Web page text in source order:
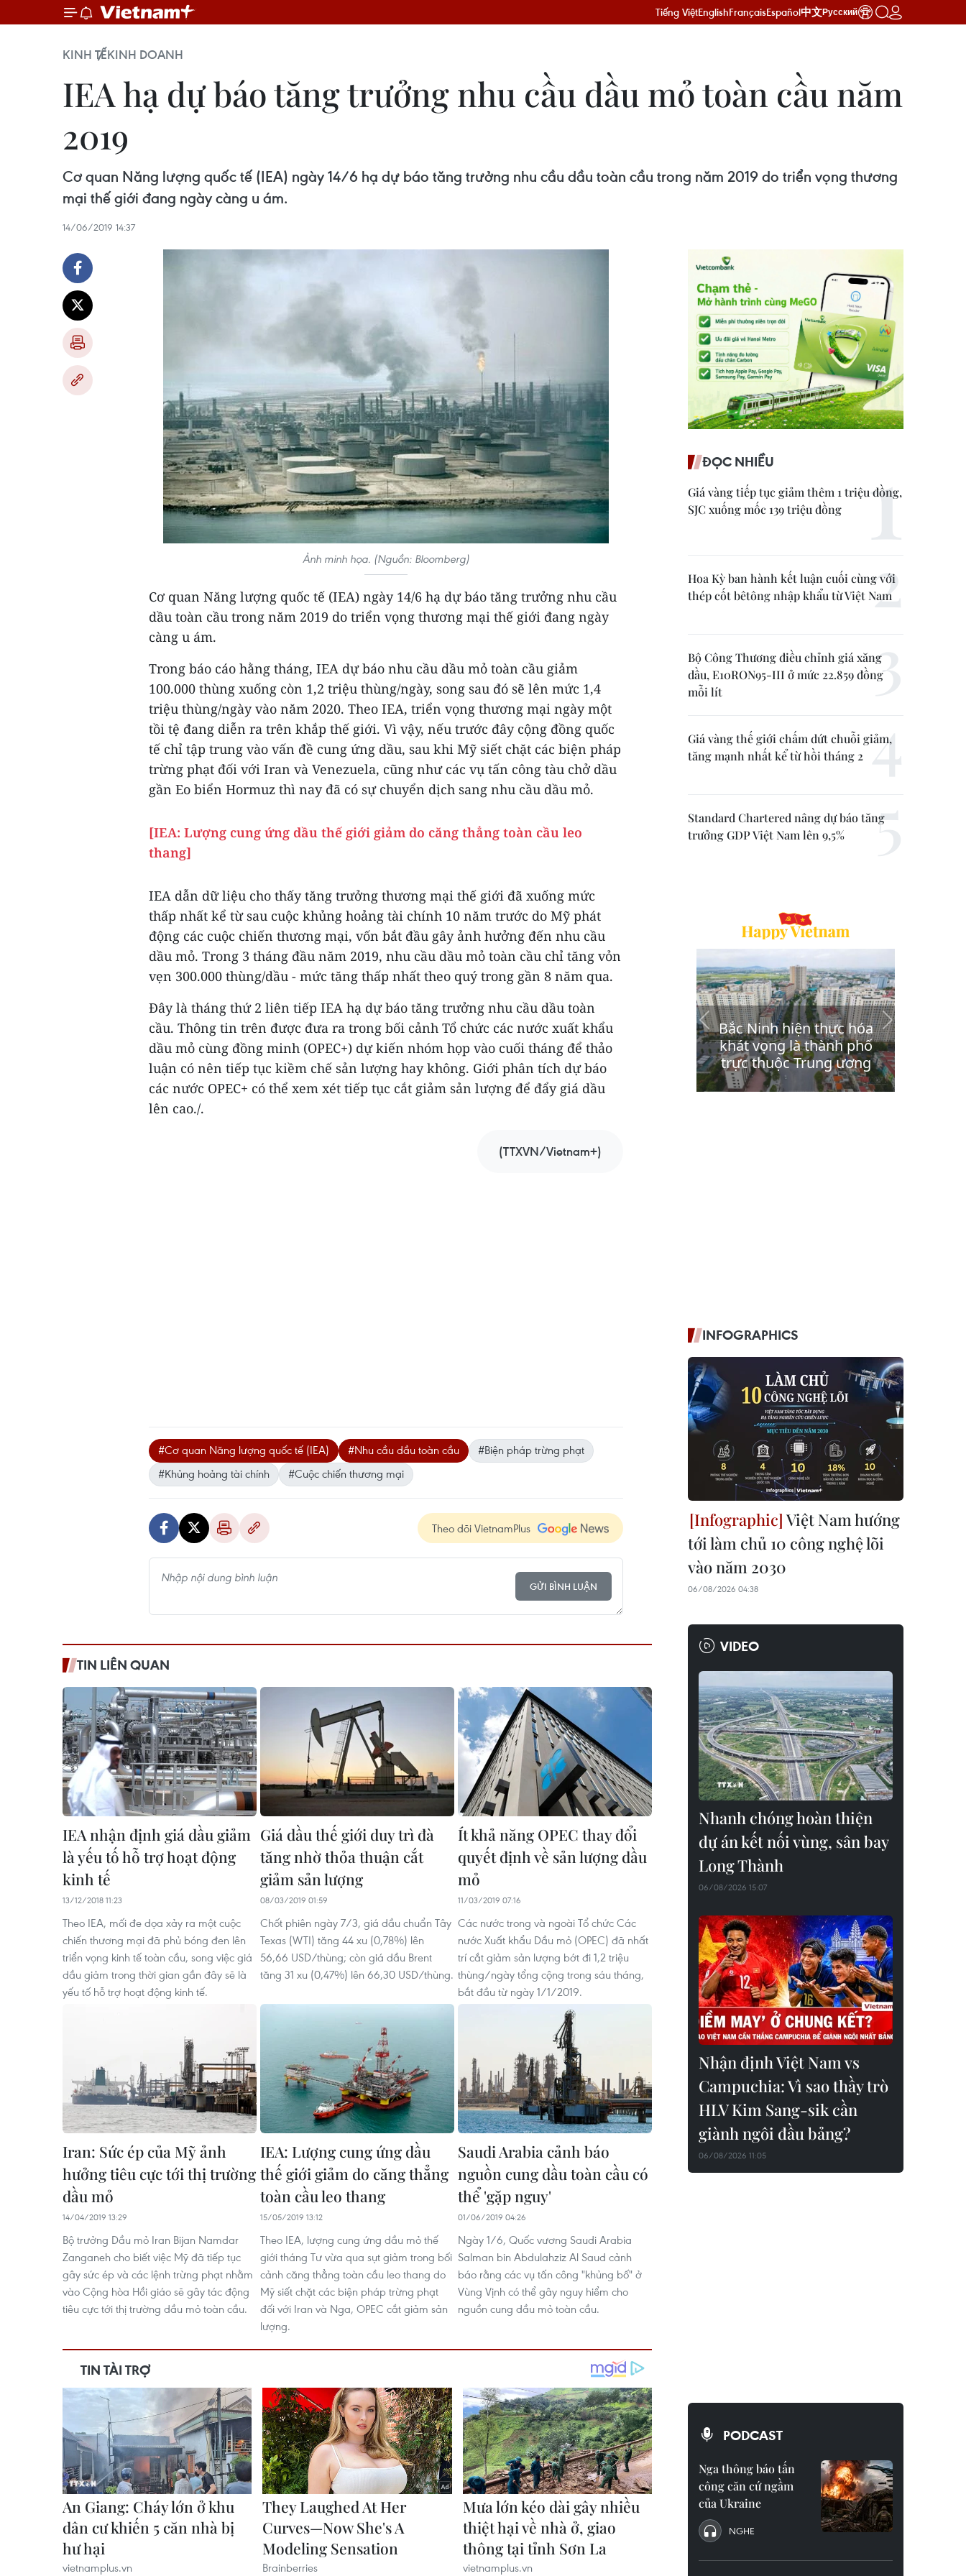
Tiếng ViệtEnglishFrançaisEspañol中文Русский
KINH TẾKINH DOANH
IEA hạ dự báo tăng trưởng nhu cầu dầu mỏ toàn cầu năm
2019
Cơ quan Năng lượng quốc tế (IEA) ngày 14/6 hạ dự báo tăng trưởng nhu cầu dầu toàn cầu trong năm 2019 do triển vọng thương
mại thế giới đang ngày càng u ám.
14/06/2019 14:37
Ảnh minh họa. (Nguồn: Bloomberg)
Cơ quan Năng lượng quốc tế (IEA) ngày 14/6 hạ dự báo tăng trưởng nhu cầu
dầu toàn cầu trong năm 2019 do triển vọng thương mại thế giới đang ngày
càng u ám.
Trong báo cáo hằng tháng, IEA dự báo nhu cầu dầu mỏ toàn cầu giảm
100.000 thùng xuống còn 1,2 triệu thùng/ngày, song sau đó sẽ lên mức 1,4
triệu thùng/ngày vào năm 2020. Theo IEA, triển vọng thương mại ngày một
tồi tệ đang diễn ra trên khắp thế giới. Vì vậy, nếu trước đây cộng đồng quốc
tế chỉ tập trung vào vấn đề cung ứng dầu, sau khi Mỹ siết chặt các biện pháp
trừng phạt đối với Iran và Venezuela, cũng như các vụ tấn công tàu chở dầu
gần Eo biển Hormuz thì nay đã có sự chuyển dịch sang nhu cầu dầu mỏ.
[IEA: Lượng cung ứng dầu thế giới giảm do căng thẳng toàn cầu leo
thang]
IEA dẫn dữ liệu cho thấy tăng trưởng thương mại thế giới đã xuống mức
thấp nhất kể từ sau cuộc khủng hoảng tài chính 10 năm trước do Mỹ phát
động các cuộc chiến thương mại, vốn bắt đầu gây ảnh hưởng đến nhu cầu
dầu mỏ. Trong 3 tháng đầu năm 2019, nhu cầu dầu mỏ toàn cầu chỉ tăng vỏn
vẹn 300.000 thùng/dầu - mức tăng thấp nhất theo quý trong gần 8 năm qua.
Đây là tháng thứ 2 liên tiếp IEA hạ dự báo tăng trưởng nhu cầu dầu toàn
cầu. Thông tin trên được đưa ra trong bối cảnh Tổ chức các nước xuất khẩu
dầu mỏ cùng đồng minh (OPEC+) dự kiến nhóm họp vào cuối tháng để thảo
luận có nên tiếp tục kiềm chế sản lượng hay không. Giới phân tích dự báo
các nước OPEC+ có thể xem xét tiếp tục cắt giảm sản lượng để đẩy giá dầu
lên cao./.
(TTXVN/Vietnam+)
#Cơ quan Năng lượng quốc tế (IEA) #Nhu cầu dầu toàn cầu
#Biện pháp trừng phạt
#Khủng hoảng tài chính
#Cuộc chiến thương mại
Theo dõi VietnamPlus
GỬI BÌNH LUẬN
TIN LIÊN QUAN
IEA nhận định giá dầu giảm
là yếu tố hỗ trợ hoạt động
kinh tế
13/12/2018 11:23
Theo IEA, mối đe dọa xảy ra một cuộc
chiến thương mại đã phủ bóng đen lên
triển vọng kinh tế toàn cầu, song việc giá
dầu giảm trong thời gian gần đây sẽ là
yếu tố hỗ trợ hoạt động kinh tế.
Giá dầu thế giới duy trì đà
tăng nhờ thỏa thuận cắt
giảm sản lượng
08/03/2019 01:59
Chốt phiên ngày 7/3, giá dầu chuẩn Tây
Texas (WTI) tăng 44 xu (0,78%) lên
56,66 USD/thùng; còn giá dầu Brent
tăng 31 xu (0,47%) lên 66,30 USD/thùng.
Ít khả năng OPEC thay đổi
quyết định về sản lượng dầu
mỏ
11/03/2019 07:16
Các nước trong và ngoài Tổ chức Các
nước Xuất khẩu Dầu mỏ (OPEC) đã nhất
trí cắt giảm sản lượng bớt đi 1,2 triệu
thùng/ngày tổng cộng trong sáu tháng,
bắt đầu từ ngày 1/1/2019.
Iran: Sức ép của Mỹ ảnh
hưởng tiêu cực tới thị trường
dầu mỏ
14/04/2019 13:29
Bộ trưởng Dầu mỏ Iran Bijan Namdar
Zanganeh cho biết việc Mỹ đã tiếp tục
gây sức ép và các lệnh trừng phạt nhằm
vào Cộng hòa Hồi giáo sẽ gây tác động
tiêu cực tới thị trường dầu mỏ toàn cầu.
IEA: Lượng cung ứng dầu
thế giới giảm do căng thẳng
toàn cầu leo thang
15/05/2019 13:12
Theo IEA, lượng cung ứng dầu mỏ thế
giới tháng Tư vừa qua sụt giảm trong bối
cảnh căng thẳng toàn cầu leo thang do
Mỹ siết chặt các biện pháp trừng phạt
đối với Iran và Nga, OPEC cắt giảm sản
lượng.
Saudi Arabia cảnh báo
nguồn cung dầu toàn cầu có
thể 'gặp nguy'
01/06/2019 04:26
Ngày 1/6, Quốc vương Saudi Arabia
Salman bin Abdulahziz Al Saud cảnh
báo rằng các vụ tấn công "khủng bố" ở
Vùng Vịnh có thể gây nguy hiểm cho
nguồn cung dầu mỏ toàn cầu.
ĐỌC NHIỀU
Giá vàng tiếp tục giảm thêm 1 triệu đồng,
SJC xuống mốc 139 triệu đồng
Hoa Kỳ ban hành kết luận cuối cùng với
thép cốt bêtông nhập khẩu từ Việt Nam
Bộ Công Thương điều chỉnh giá xăng
dầu, E10RON95-III ở mức 22.859 đồng
mỗi lít
Giá vàng thế giới chấm dứt chuỗi giảm,
tăng mạnh nhất kể từ hồi tháng 2
Standard Chartered nâng dự báo tăng
trưởng GDP Việt Nam lên 9,5%
INFOGRAPHICS
Việt Nam hướng
tới làm chủ 10 công nghệ lõi
vào năm 2030
06/08/2026 04:38
VIDEO
Nhanh chóng hoàn thiện
dự án kết nối vùng, sân bay
Long Thành
06/08/2026 15:07
Nhận định Việt Nam vs
Campuchia: Vì sao thầy trò
HLV Kim Sang-sik cần
giành ngôi đầu bảng?
06/08/2026 11:05
PODCAST
Nga thông báo tấn
công căn cứ ngầm
của Ukraine
NGHE